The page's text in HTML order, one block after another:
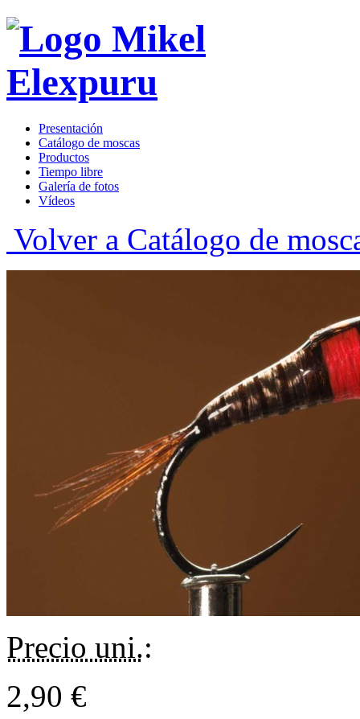
Presentación
Catálogo de moscas
Productos
Tiempo libre
Galería de fotos
Vídeos
Volver a Catálogo de
Precio uni.:
2,90 €